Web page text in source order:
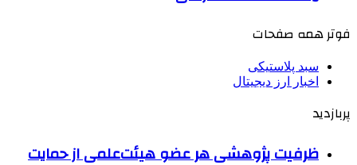
فوتر همه صفحات
سبد پلاستیکی
اخبار ارز دیجیتال
پربازدید
ظرفیت پژوهشی هر عضو هیئت‌علمی از حمایت